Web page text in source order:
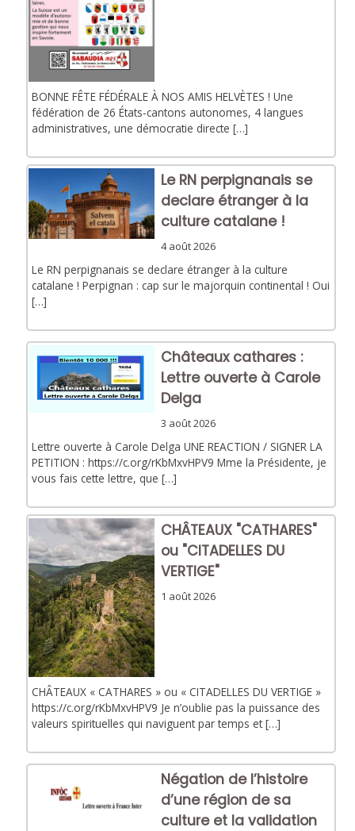
BONNE FÊTE FÉDÉRALE À NOS AMIS HELVÈTES ! Une
fédération de 26 États-cantons autonomes, 4 langues
administratives, une démocratie directe […]
Le RN perpignanais se
declare étranger à la
culture catalane !
4 août 2026
Le RN perpignanais se declare étranger à la culture
catalane ! Perpignan : cap sur le majorquin continental ! Oui
[…]
Châteaux cathares :
Lettre ouverte à Carole
Delga
3 août 2026
Lettre ouverte à Carole Delga UNE REACTION / SIGNER LA
PETITION : https://c.org/rKbMxvHPV9 Mme la Présidente, je
vous fais cette lettre, que […]
CHÂTEAUX "CATHARES"
ou "CITADELLES DU
VERTIGE"
1 août 2026
CHÂTEAUX « CATHARES » ou « CITADELLES DU VERTIGE »
https://c.org/rKbMxvHPV9 Je n’oublie pas la puissance des
valeurs spirituelles qui naviguent par temps et […]
Négation de l’histoire
d’une région de sa
culture et la validation